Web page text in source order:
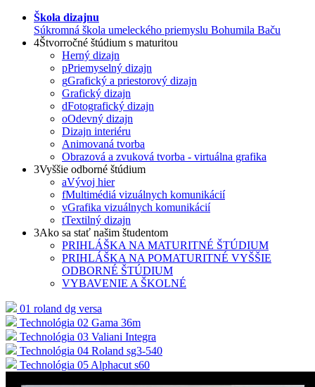
Škola dizajnu
Súkromná škola umeleckého priemyslu Bohumila Baču
4Štvorročné štúdium s maturitou
Herný dizajn
pPriemyselný dizajn
gGrafický a priestorový dizajn
Grafický dizajn
dFotografický dizajn
oOdevný dizajn
Dizajn interiéru
Animovaná tvorba
Obrazová a zvuková tvorba - virtuálna grafika
3Vyššie odborné štúdium
aVývoj hier
fMultimédiá vizuálnych komunikácií
vGrafika vizuálnych komunikácií
tTextilný dizajn
3Ako sa stať našim študentom
PRIHLÁŠKA NA MATURITNÉ ŠTÚDIUM
PRIHLÁŠKA NA POMATURITNÉ VYŠŠIE
ODBORNÉ ŠTÚDIUM
VYBAVENIE A ŠKOLNÉ
01 roland dg versa
Technológia 02 Gama 36m
Technológia 03 Valiani Integra
Technológia 04 Roland sg3-540
Technológia 05 Alphacut s60